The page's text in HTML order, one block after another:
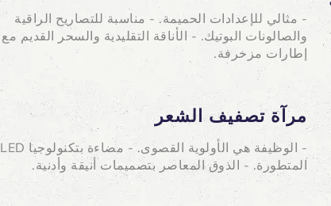
- مثالي للإعدادات الحميمة. - مناسبة للتصاريح الراقية
والصالونات البوتيك. - الأناقة التقليدية والسحر القديم مع
إطارات مزخرفة.
مرآة تصفيف الشعر
- الوظيفة هي الأولوية القصوى. - مضاءة بتكنولوجيا LED
المتطورة. - الذوق المعاصر بتصميمات أنيقة وأدنية.